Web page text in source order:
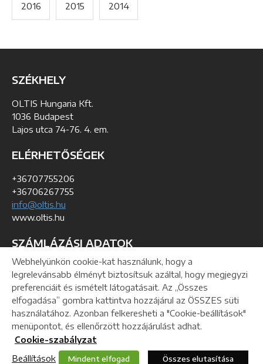
2016 2015 2014
SZÉKHELY
OLTIS Hungaria Kft.
1036 Budapest
Lajos utca 74-76. 4. em.
ELÉRHETŐSÉGEK
+36707755206
+36706267755
info@oltis.hu
www.oltis.hu
SZÁMLÁZÁSI ADATOK
KSH szám: 01-09-193368
Adó azonosítószám: 24991047-2-41
Közösségi adószám: HU24991047
Helpdesk Letöltés Webmaster
Webhelyünkön cookie-kat használunk, hogy a
legrelevánsabb élményt biztosítsuk azáltal, hogy megjegyzi
preferenciáit és ismételt látogatásait. Az „Összes
elfogadása” gombra kattintva hozzájárul az ÖSSZES süti
használatához. Azonban felkeresheti a "Cookie-beállítások"
menüpontot, és ellenőrzött hozzájárulást adhat.
Cookie-szabályzat
Beállítások Mindent elfogad Összes elutasítása